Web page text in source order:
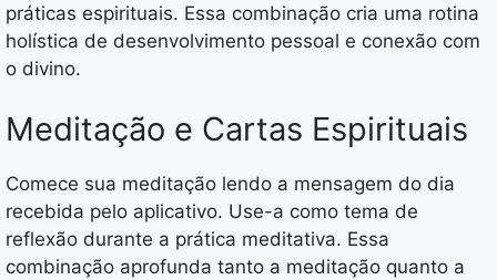
práticas espirituais. Essa combinação cria uma rotina
holística de desenvolvimento pessoal e conexão com
o divino.
Meditação e Cartas Espirituais
Comece sua meditação lendo a mensagem do dia
recebida pelo aplicativo. Use-a como tema de
reflexão durante a prática meditativa. Essa
combinação aprofunda tanto a meditação quanto a